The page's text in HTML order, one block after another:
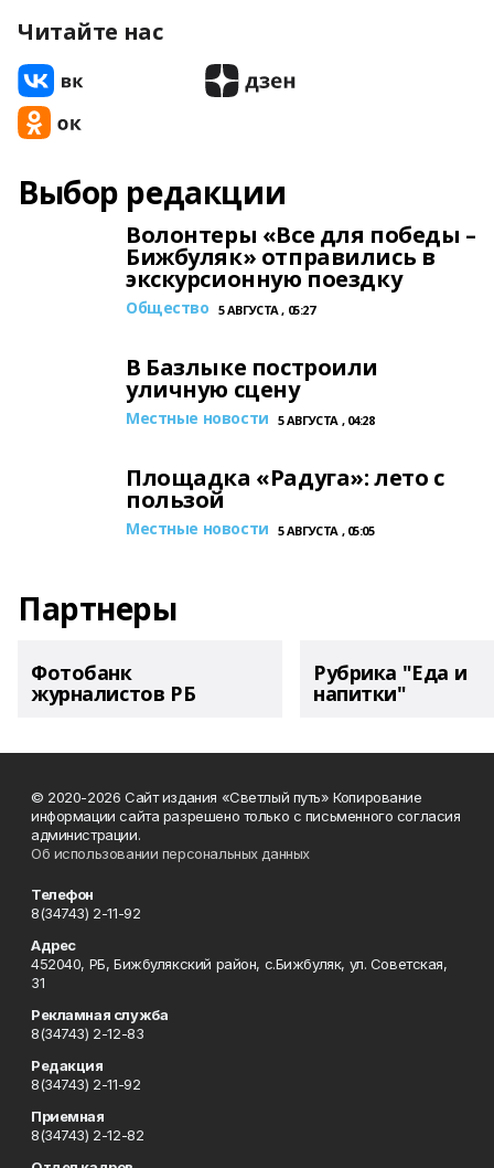
Читайте нас
Выбор редакции
Волонтеры «Все для победы –
Бижбуляк» отправились в
экскурсионную поездку
Общество 5 АВГУСТА , 05:27
В Базлыке построили
уличную сцену
Местные новости 5 АВГУСТА , 04:28
Площадка «Радуга»: лето с
пользой
Местные новости 5 АВГУСТА , 05:05
Партнеры
Фотобанк
журналистов РБ
Рубрика "Еда и
напитки"
© 2020-2026 Сайт издания «Светлый путь» Копирование
информации сайта разрешено только с письменного согласия
администрации.
Об использовании персональных данных
Телефон
8(34743) 2-11-92
Адрес
452040, РБ, Бижбулякский район, с.Бижбуляк, ул. Советская,
31
Рекламная служба
8(34743) 2-12-83
Редакция
8(34743) 2-11-92
Приемная
8(34743) 2-12-82